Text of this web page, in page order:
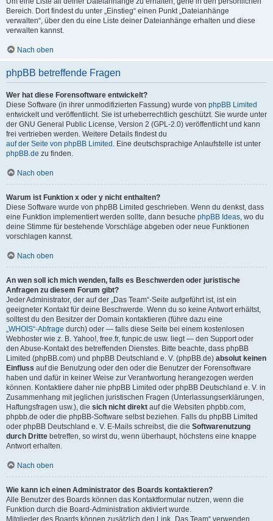
Bereich. Dort findest du unter „Einstieg“ einen Punkt „Dateianhänge
verwalten“, über den du eine Liste deiner Dateianhänge erhalten und diese
verwalten kannst.
Nach oben
phpBB betreffende Fragen
Wer hat diese Forensoftware entwickelt?
Diese Software (in ihrer unmodifizierten Fassung) wurde von phpBB Limited
entwickelt und veröffentlicht. Sie ist urheberrechtlich geschützt. Sie wurde unter
der GNU General Public License, Version 2 (GPL-2.0) veröffentlicht und kann
frei vertrieben werden. Weitere Details findest du
auf der Seite von phpBB Limited . Eine deutschsprachige Anlaufstelle ist unter
phpBB.de zu finden.
Nach oben
Warum ist Funktion x oder y nicht enthalten?
Diese Software wurde von phpBB Limited geschrieben. Wenn du denkst, dass
eine Funktion implementiert werden sollte, dann besuche phpBB Ideas, wo du
deine Stimme für bestehende Vorschläge abgeben oder neue Funktionen
vorschlagen kannst.
Nach oben
An wen soll ich mich wenden, falls es Beschwerden oder juristische
Anfragen zu diesem Forum gibt?
Jeder Administrator, der auf der „Das Team“-Seite aufgeführt ist, ist ein
geeigneter Kontakt für deine Beschwerde. Wenn du so keine Antwort erhältst,
solltest du den Besitzer der Domain kontaktieren (führe dazu eine
„WHOIS“-Abfrage durch) oder — falls diese Seite bei einem kostenlosen
Webhoster wie z. B. Yahoo!, free.fr, funpic.de usw. liegt — den Support oder
den Abuse-Kontakt des betreffenden Dienstes. Bitte beachte, dass phpBB
Limited (phpBB.com) und phpBB Deutschland e. V. (phpBB.de) absolut keinen
Einfluss auf die Benutzung oder den oder die Benutzer der Forensoftware
haben und dafür in keiner Weise zur Verantwortung herangezogen werden
können. Kontaktiere daher nie phpBB Limited oder phpBB Deutschland e. V. in
Zusammenhang mit jeglichen juristischen Fragen (Unterlassungserklärungen,
Haftungsfragen usw.), die sich nicht direkt auf die Websiten phpbb.com,
phpbb.de oder die phpBB-Software selbst beziehen. Falls du phpBB Limited
oder phpBB Deutschland e. V. E-Mails schreibst, die die Softwarenutzung
durch Dritte betreffen, so wirst du, wenn überhaupt, höchstens eine knappe
Antwort erhalten.
Nach oben
Wie kann ich einen Administrator des Boards kontaktieren?
Alle Benutzer des Boards können das Kontaktformular nutzen, wenn die
Funktion durch die Board-Administration aktiviert wurde.
Mitglieder des Boards können zusätzlich den Link „Das Team“ verwenden.